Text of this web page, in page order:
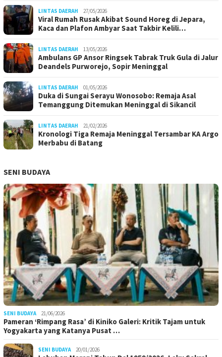
LINTAS DAERAH 27/05/2026
Viral Rumah Rusak Akibat Sound Horeg di Jepara,
Kaca dan Plafon Ambyar Saat Takbir Kelili…
LINTAS DAERAH 13/05/2026
Ambulans GP Ansor Ringsek Tabrak Truk Gula di Jalur
Deandels Purworejo, Sopir Meninggal
LINTAS DAERAH 01/05/2026
Duka di Sungai Serayu Wonosobo: Remaja Asal
Temanggung Ditemukan Meninggal di Sikancil
LINTAS DAERAH 21/02/2026
Kronologi Tiga Remaja Meninggal Tersambar KA Argo
Merbabu di Batang
SENI BUDAYA
SENI BUDAYA 21/06/2026
Pameran ‘Rimpang Rasa’ di Kiniko Galeri: Kritik Tajam untuk
Yogyakarta yang Katanya Pusat …
SENI BUDAYA 20/01/2026